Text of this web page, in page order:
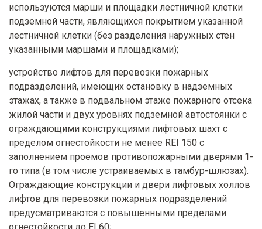
используются марши и площадки лестничной клетки
подземной части, являющихся покрытием указанной
лестничной клетки (без разделения наружных стен
указанными маршами и площадками);
устройство лифтов для перевозки пожарных
подразделений, имеющих остановку в надземных
этажах, а также в подвальном этаже пожарного отсека
жилой части и двух уровнях подземной автостоянки с
ограждающими конструкциями лифтовых шахт с
пределом огнестойкости не менее REI 150 с
заполнением проёмов противопожарными дверями 1-
го типа (в том числе устраиваемых в тамбур-шлюзах).
Ограждающие конструкции и двери лифтовых холлов
лифтов для перевозки пожарных подразделений
предусматриваются с повышенными пределами